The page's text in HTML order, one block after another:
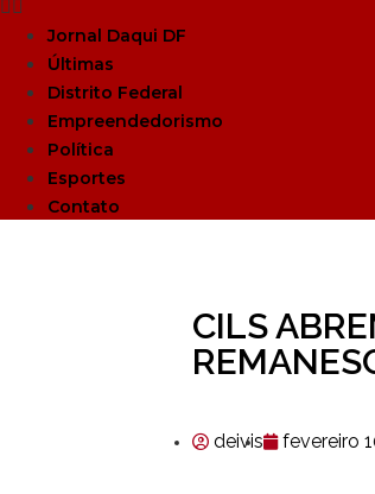
Jornal Daqui DF
Últimas
Distrito Federal
Empreendedorismo
Política
Esportes
Contato
CILS
deivis fevereiro